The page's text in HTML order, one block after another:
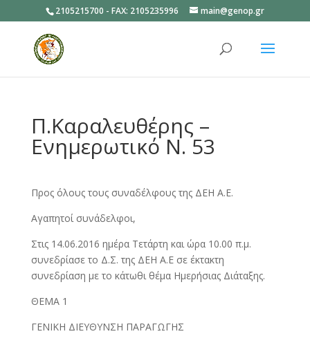
2105215700 - FAX: 2105235996 main@genop.gr
Π.Καραλευθέρης –
Ενημερωτικό Ν. 53
Προς όλους τους συναδέλφους της ΔΕΗ Α.Ε.
Αγαπητοί συνάδελφοι,
Στις 14.06.2016 ημέρα Τετάρτη και ώρα 10.00 π.μ.
συνεδρίασε το Δ.Σ. της ΔΕΗ Α.Ε σε έκτακτη
συνεδρίαση με το κάτωθι θέμα Ημερήσιας Διάταξης.
ΘΕΜΑ 1
ΓΕΝΙΚΗ ΔΙΕΥΘΥΝΣΗ ΠΑΡΑΓΩΓΗΣ